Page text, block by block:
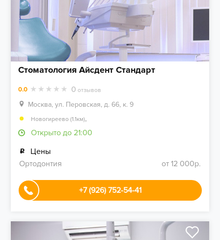
Стоматология Айсдент Стандарт
0.0 0 отзывов
Москва, ул. Перовская, д. 66, к. 9
Новогиреево (1.1км),
Открыто до 21:00
Цены
Ортодонтия
от 12 000р.
+7 (926) 752-54-41